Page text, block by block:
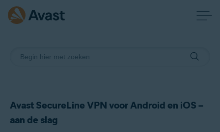
Avast SecureLine VPN voor Android en iOS –
aan de slag